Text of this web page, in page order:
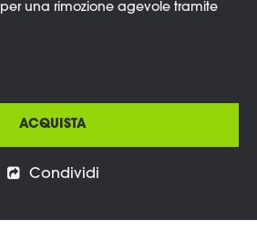
per una rimozione agevole tramite
ACQUISTA
Condividi